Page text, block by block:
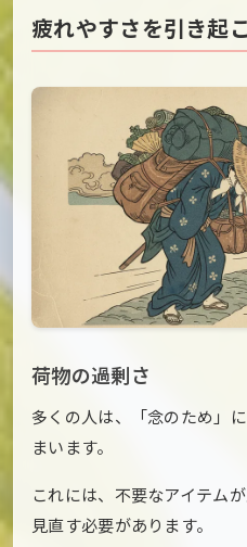
疲れやすさを引き起
荷物の過剰さ
多くの人は、「念のため」
まいます。
これには、不要なアイテム
見直す必要があります。